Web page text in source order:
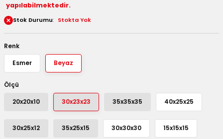
Kutuları
Kutular
yapılabilmektedir.
Stok Durumu Stokta Yok
Renk
Esmer Beyaz
Ölçü
20x20x10 30x23x23 35x35x35 40x25x25
30x25x12 35x25x15 30x30x30 15x15x15